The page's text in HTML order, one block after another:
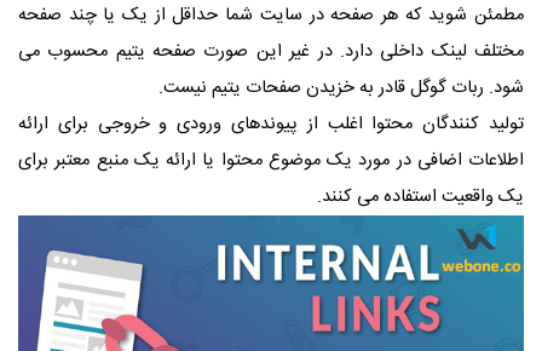
مطمئن شوید که هر صفحه در سایت شما حداقل از یک یا چند صفحه
مختلف لینک داخلی دارد. در غیر این صورت صفحه یتیم محسوب می
شود. ربات گوگل قادر به خزیدن صفحات یتیم نیست.
تولید کنندگان محتوا اغلب از پیوندهای ورودی و خروجی برای ارائه
اطلاعات اضافی در مورد یک موضوع محتوا یا ارائه یک منبع معتبر برای
یک واقعیت استفاده می کنند.